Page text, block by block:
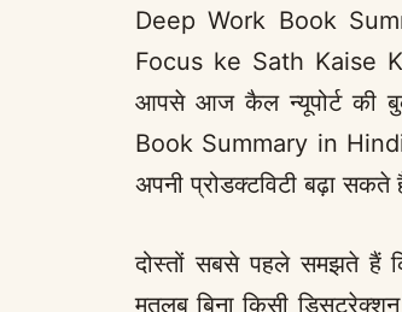
Deep Work Book
Focus ke Sath Kaise
आपसे आज कैल न्यूपोर्ट की
Book Summary in
अपनी प्रोडक्टविटी बढ़ा
दोस्तों सबसे पहले समझते हैं
मतलब बिना किसी